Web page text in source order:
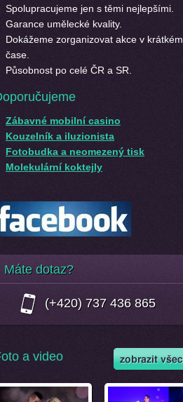
Spolupracujeme jen s těmi nejlepšími.
Garance umělecké kvality.
Dokážeme zorganizovat akce v krátkém
čase.
Působnost po celé ČR a SR.
Zábavné mobilní casino
Kouzelník a iluzionista
Fotobudka a neomezený tisk
Molekulární koktejly
Máte dotaz?
(+420) 737 436 865
a video